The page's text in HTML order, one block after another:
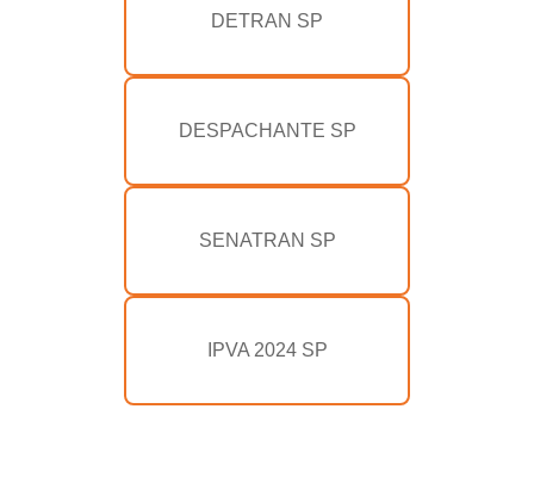
DETRAN SP
DESPACHANTE SP
SENATRAN SP
IPVA 2024 SP